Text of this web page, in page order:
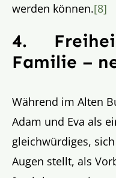
werden können.[8]
4.
Familie –
Während im Alten
Adam und Eva als
gleichwürdiges,
Augen stellt, als